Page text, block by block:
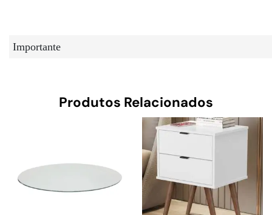
Importante
Produtos Relacionados